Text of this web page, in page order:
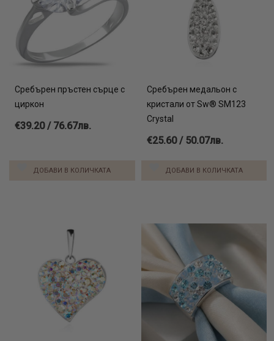
Сребърен пръстен сърце с
циркон
€39.20 / 76.67лв.
ДОБАВИ В КОЛИЧКАТА
Сребърен медальон с
кристали от Sw® SM123
Crystal
€25.60 / 50.07лв.
ДОБАВИ В КОЛИЧКАТА